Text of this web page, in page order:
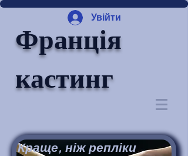
Увійти
Франція
кастинг
Краще, ніж репліки